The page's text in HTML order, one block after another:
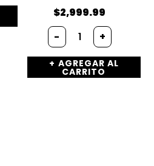
$2,999.99
- Mani
con
cascara
(x
400g.)
+
AGREGAR AL
CARRITO